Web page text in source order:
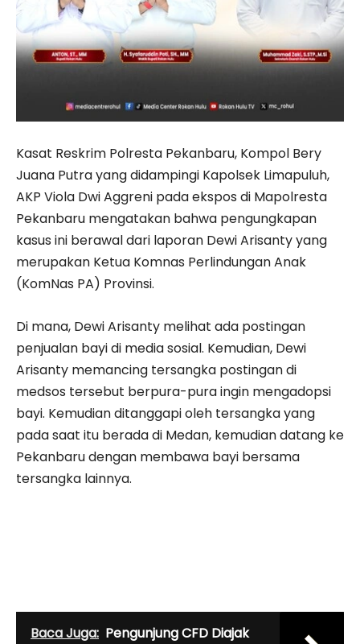
Kasat Reskrim Polresta Pekanbaru, Kompol Bery
Juana Putra yang didampingi Kapolsek Limapuluh,
AKP Viola Dwi Aggreni pada ekspos di Mapolresta
Pekanbaru mengatakan bahwa pengungkapan
kasus ini berawal dari laporan Dewi Arisanty yang
merupakan Ketua Komnas Perlindungan Anak
(KomNas PA) Provinsi.
Di mana, Dewi Arisanty melihat ada postingan
penjualan bayi di media sosial. Kemudian, Dewi
Arisanty memancing tersangka postingan di
medsos tersebut berpura-pura ingin mengadopsi
bayi. Kemudian ditanggapi oleh tersangka yang
pada saat itu berada di Medan, kemudian datang ke
Pekanbaru dengan membawa bayi bersama
tersangka lainnya.
Baca Juga: Pengunjung CFD Diajak